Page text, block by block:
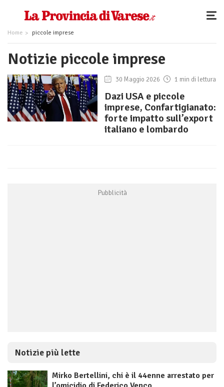
Home piccole imprese
Notizie piccole imprese
30 Maggio 2026 1 min di lettura
Dazi USA e piccole
imprese, Confartigianato:
forte impatto sull’export
italiano e lombardo
Notizie più lette
Mirko Bertellini, chi è il 44enne arrestato per